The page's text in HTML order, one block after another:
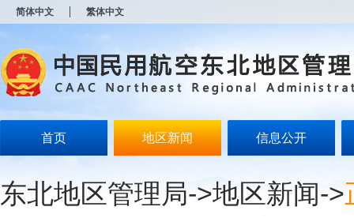
简体中文 繁体中文
首页 地区新闻 信息公开
东北地区管理局->地区新闻->
开
无
障
说
Alt
加